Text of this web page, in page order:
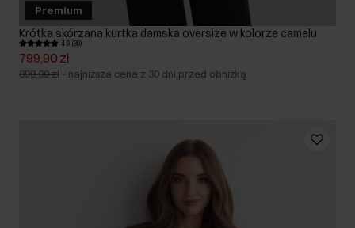
Premium
Krótka skórzana kurtka damska oversize w kolorze camelu
4.9 (89)
799,90 zł
899,90 zł - najniższa cena z 30 dni przed obniżką